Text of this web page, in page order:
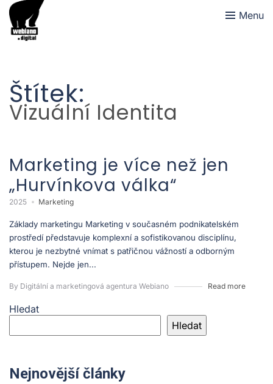
Menu
Štítek:
Vizuální Identita
Marketing je více než jen
„Hurvínkova válka“
2025 Marketing
Základy marketingu Marketing v současném podnikatelském
prostředí představuje komplexní a sofistikovanou disciplínu,
kterou je nezbytné vnímat s patřičnou vážností a odborným
přístupem. Nejde jen...
By Digitální a marketingová agentura Webiano Read more
Hledat
Hledat
Nejnovější články